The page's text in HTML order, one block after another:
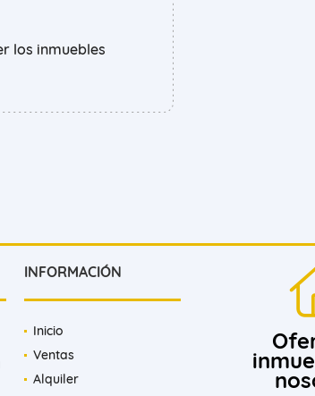
los inmuebles
INFORMACIÓN
Inicio
Ventas
Alquiler